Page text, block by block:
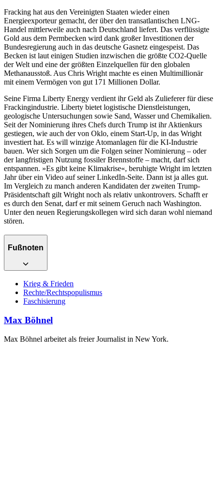
Fracking hat aus den Vereinigten Staaten wieder einen
Energieexporteur gemacht, der über den transatlantischen LNG-
Handel mittlerweile auch nach Deutschland liefert. Das verflüssigte
Gold aus dem Permbecken wird dank großer Investitionen der
Bundesregierung auch in das deutsche Gasnetz eingespeist. Das
Becken ist laut einigen Studien inzwischen die größte CO2-Quelle
der Welt und eine der größten Einzelquellen für den globalen
Methanausstoß. Aus Chris Wright machte es einen Multimillionär
mit einem Vermögen von gut 171 Millionen Dollar.
Seine Firma Liberty Energy verdient ihr Geld als Zulieferer für diese
Frackingindustrie. Liberty bietet logistische Dienstleistungen,
geologische Untersuchungen sowie Sand, Wasser und Chemikalien.
Seit der Nominierung ihres Chefs durch Trump ist ihr Aktienkurs
gestiegen, wie auch der von Oklo, einem Start-Up, in das Wright
investiert hat. Es will winzige Atomanlagen für die KI-Industrie
bauen. Wer sich Sorgen um die Folgen seiner Nominierung – oder
der langfristigen Nutzung fossiler Brennstoffe – macht, darf sich
entspannen. »Es gibt keine Klimakrise«, beruhigte Wright im letzten
Jahr über ein Video auf seiner LinkedIn-Seite. Dann ist ja alles gut.
Im Vergleich zu manch anderen Kandidaten der zweiten Trump-
Präsidentschaft gilt Wright noch als relativ unkontrovers. Schafft er
es durch den Senat, darf er mit seinem Geruch nach Washington.
Unter den neuen Regierungskollegen wird sich daran wohl niemand
stören.
Fußnoten
Krieg & Frieden
Rechte/Rechtspopulismus
Faschisierung
Max Böhnel
Max Böhnel arbeitet als freier Journalist in New York.